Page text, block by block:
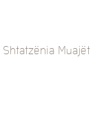
Shtatzënia Muajët